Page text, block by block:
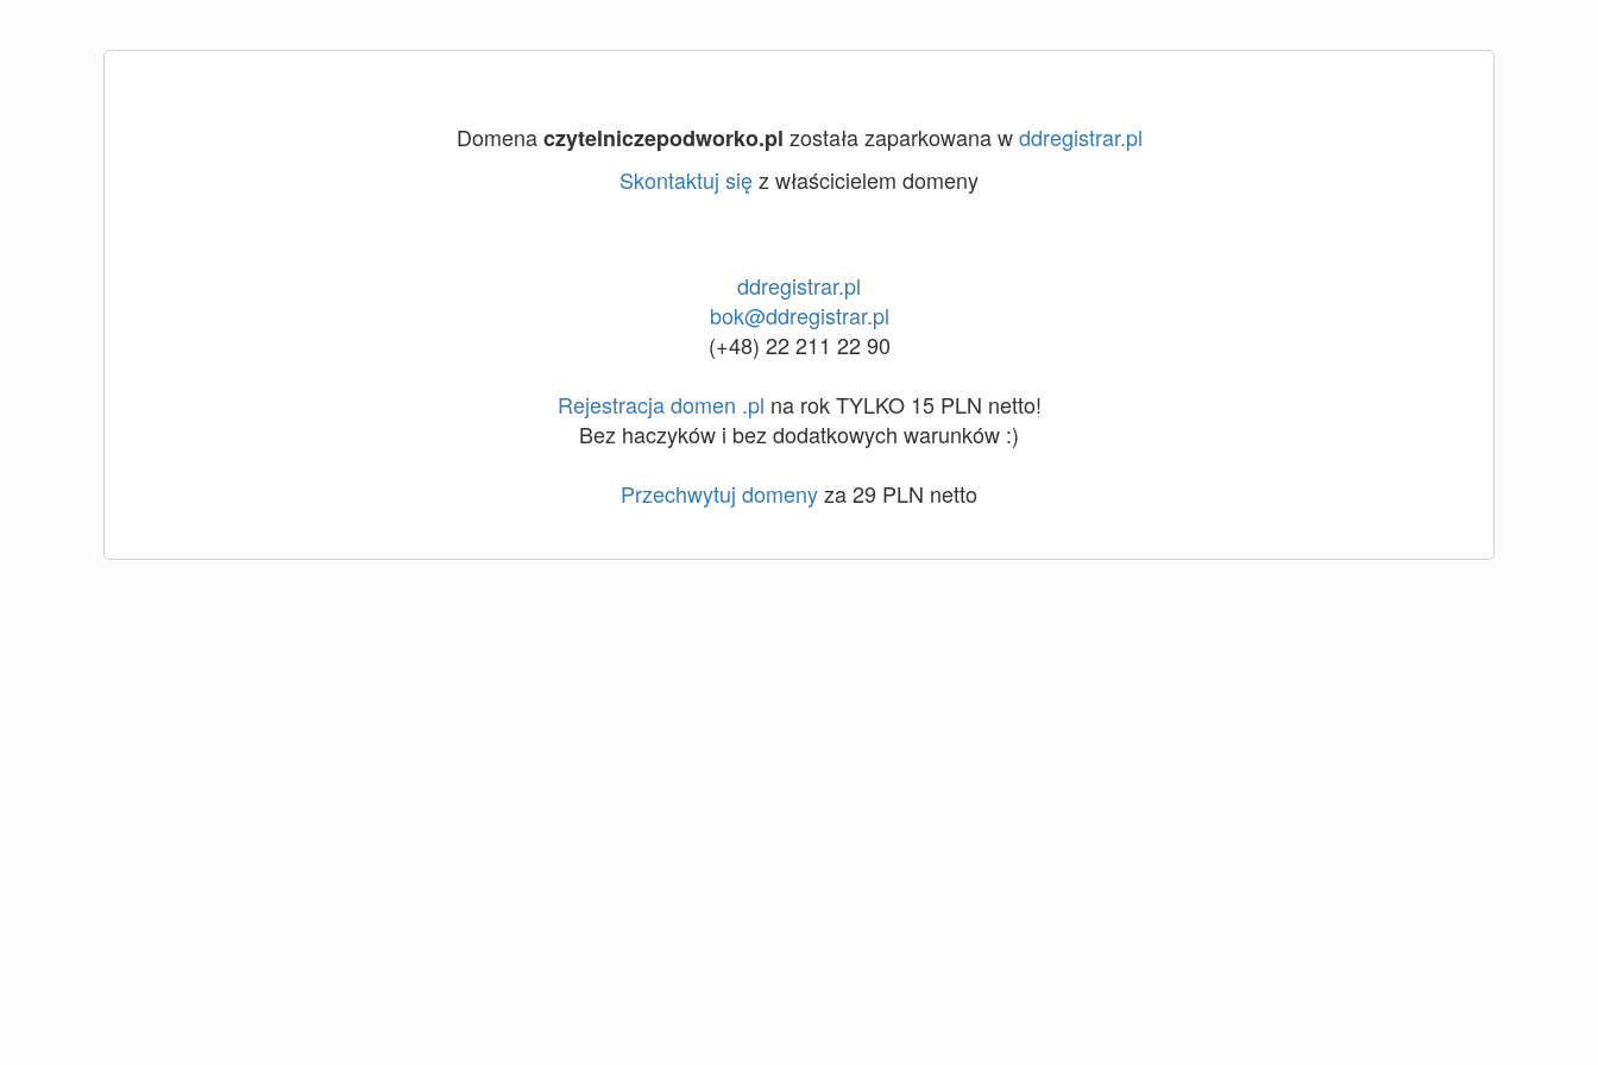
Domenaczytelniczepodworko.pl została zaparkowana wddregistrar.pl
Skontaktuj sięz właścicielem domeny
ddregistrar.pl
bok@ddregistrar.pl
(+48) 22 211 22 90
Rejestracja domen .pl na rok TYLKO 15 PLN netto!
Bez haczyków i bez dodatkowych warunków :)
Przechwytuj domenyza 29 PLN netto